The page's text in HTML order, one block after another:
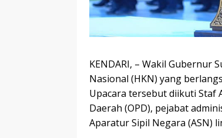
KENDARI, – Wakil Gubernur
Nasional (HKN) yang
Upacara tersebut diikuti Staf
Daerah (OPD), pejabat
Aparatur Sipil Negara (ASN)